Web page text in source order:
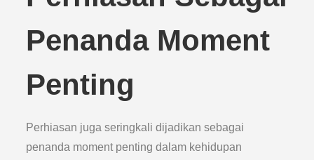
Penanda Moment
Penting
Perhiasan juga seringkali dijadikan sebagai
penanda moment penting dalam kehidupan